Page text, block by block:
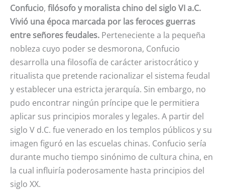
Confucio, filósofo y moralista chino del siglo VI a.C.
Vivió una época marcada por las feroces guerras
entre señores feudales. Perteneciente a la pequeña
nobleza cuyo poder se desmorona, Confucio
desarrolla una filosofía de carácter aristocrático y
ritualista que pretende racionalizar el sistema feudal
y establecer una estricta jerarquía. Sin embargo, no
pudo encontrar ningún príncipe que le permitiera
aplicar sus principios morales y legales. A partir del
siglo V d.C. fue venerado en los templos públicos y su
imagen figuró en las escuelas chinas. Confucio sería
durante mucho tiempo sinónimo de cultura china, en
la cual influiría poderosamente hasta principios del
siglo XX.